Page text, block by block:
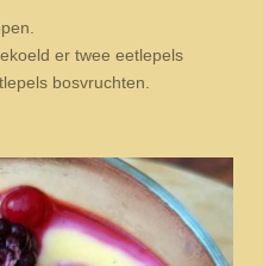
er twee eetlepels
bosvruchten.